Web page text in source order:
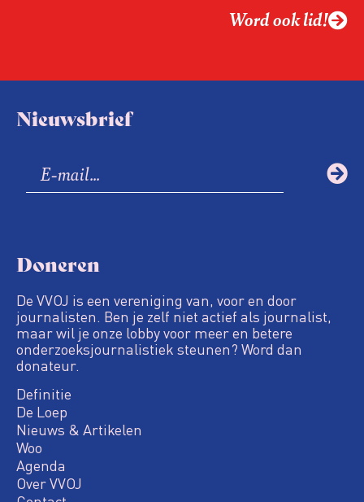
Word ook lid!
Nieuwsbrief
Doneren
De VVOJ is een vereniging van, voor en door
journalisten. Ben je zelf niet actief als journalist,
maar wil je onze lobby voor meer en betere
onderzoeksjournalistiek steunen? Word dan
donateur.
Definitie
De Loep
Nieuws & Artikelen
Woo
Agenda
Over VVOJ